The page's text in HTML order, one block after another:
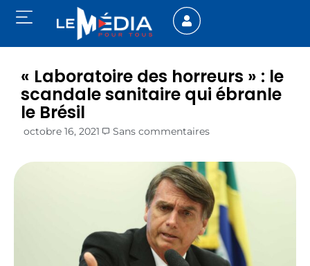
« Laboratoire des horreurs » : le
scandale sanitaire qui ébranle
le Brésil
octobre 16, 2021 Sans commentaires